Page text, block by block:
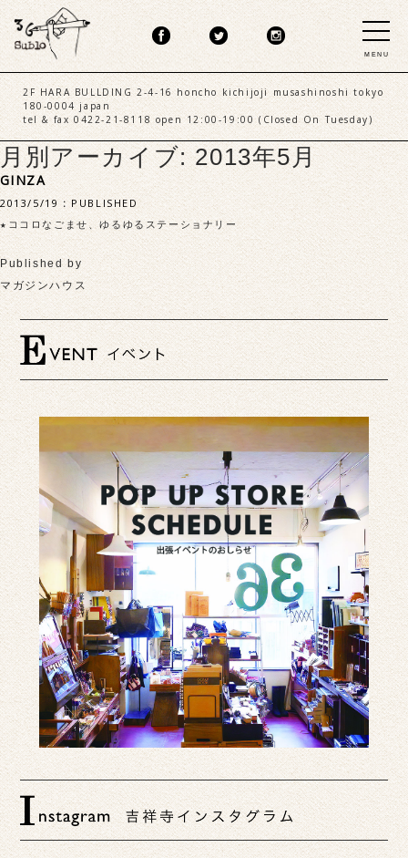
MENU
2F HARA BULLDING 2-4-16 honcho kichijoji musashinoshi tokyo
180-0004 japan
tel & fax 0422-21-8118 open 12:00-19:00 (Closed On Tuesday)
月別アーカイブ: 2013年5月
GINZA
2013/5/19 : PUBLISHED
★ココロなごませ、ゆるゆるステーショナリー
Published by
マガジンハウス